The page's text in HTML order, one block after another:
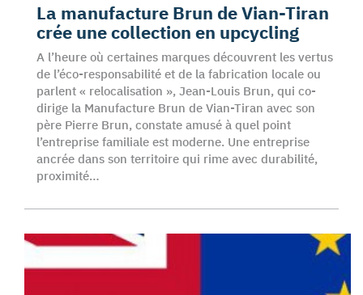
La manufacture Brun de Vian-Tiran
crée une collection en upcycling
A l’heure où certaines marques découvrent les vertus
de l’éco-responsabilité et de la fabrication locale ou
parlent « relocalisation », Jean-Louis Brun, qui co-
dirige la Manufacture Brun de Vian-Tiran avec son
père Pierre Brun, constate amusé à quel point
l’entreprise familiale est moderne. Une entreprise
ancrée dans son territoire qui rime avec durabilité,
proximité…